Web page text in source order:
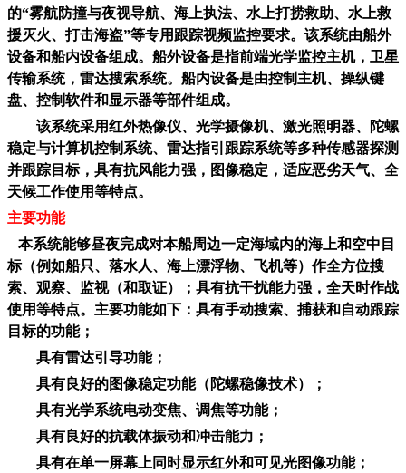
的“雾航防撞与夜视导航、海上执法、水上打捞救助、水上救
援灭火、打击海盗”等专用跟踪视频监控要求。该系统由船外
设备和船内设备组成。船外设备是指前端光学监控主机，卫星
传输系统，雷达搜索系统。船内设备是由控制主机、操纵键
盘、控制软件和显示器等部件组成。
该系统采用红外热像仪、光学摄像机、激光照明器、陀螺
稳定与计算机控制系统、雷达指引跟踪系统等多种传感器探测
并跟踪目标，具有抗风能力强，图像稳定，适应恶劣天气、全
天候工作使用等特点。
主要功能
本系统能够昼夜完成对本船周边一定海域内的海上和空中目
标（例如船只、落水人、海上漂浮物、飞机等）作全方位搜
索、观察、监视（和取证）；具有抗干扰能力强，全天时作战
使用等特点。主要功能如下：具有手动搜索、捕获和自动跟踪
目标的功能；
具有雷达引导功能；
具有良好的图像稳定功能（陀螺稳像技术）；
具有光学系统电动变焦、调焦等功能；
具有良好的抗载体振动和冲击能力；
具有在单一屏幕上同时显示红外和可见光图像功能；